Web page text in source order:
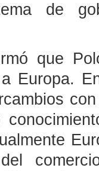
de
que
Europa.